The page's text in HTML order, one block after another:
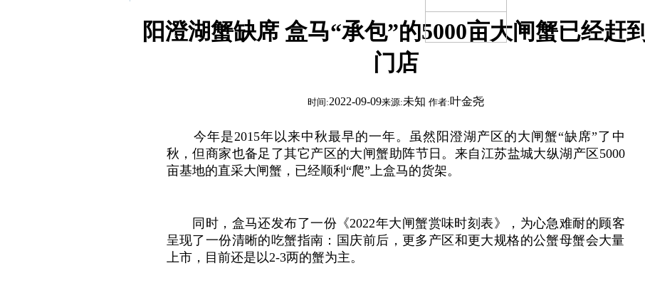
阳澄湖蟹缺席 盒马“承包”的5000亩大闸蟹已经赶到
门店
时间:2022-09-09来源:未知 作者:叶金尧
今年是2015年以来中秋最早的一年。虽然阳澄湖产区的大闸蟹“缺席”了中
秋，但商家也备足了其它产区的大闸蟹助阵节日。来自江苏盐城大纵湖产区5000
亩基地的直采大闸蟹，已经顺利“爬”上盒马的货架。
同时，盒马还发布了一份《2022年大闸蟹赏味时刻表》，为心急难耐的顾客
呈现了一份清晰的吃蟹指南：国庆前后，更多产区和更大规格的公蟹母蟹会大量
上市，目前还是以2-3两的蟹为主。